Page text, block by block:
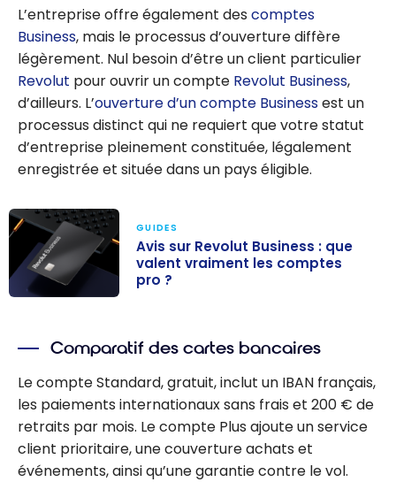
L’entreprise offre également des comptes
Business, mais le processus d’ouverture diffère
légèrement. Nul besoin d’être un client particulier
Revolut pour ouvrir un compte Revolut Business,
d’ailleurs. L’ouverture d’un compte Businessest un
processus distinct qui ne requiert que votre statut
d’entreprise pleinement constituée, légalement
enregistrée et située dans un pays éligible.
valent
vraiment les
comptes pro ?
GUIDES
Avis sur Revolut Business : que
valent vraiment les comptes
pro ?
Comparatif des cartes bancaires
Le compte Standard, gratuit, inclut un IBAN français,
les paiements internationaux sans frais et 200 € de
retraits par mois. Le compte Plus ajoute un service
client prioritaire, une couverture achats et
événements, ainsi qu’une garantie contre le vol.